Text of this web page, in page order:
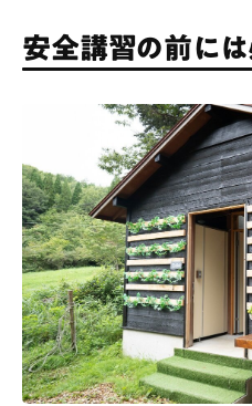
安全講習の前には